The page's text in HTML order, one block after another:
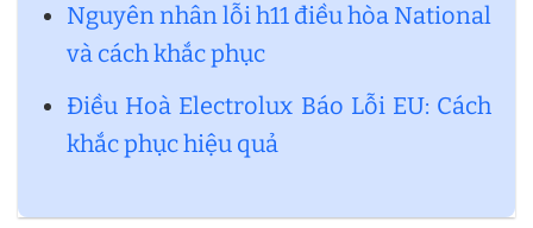
Nguyên nhân lỗi h11 điều hòa National
và cách khắc phục
Điều Hoà Electrolux Báo Lỗi EU: Cách
khắc phục hiệu quả